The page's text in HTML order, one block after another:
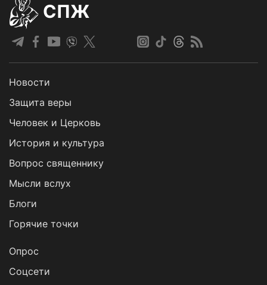
СПЖ
Новости
Защита веры
Человек и Церковь
История и культура
Вопрос священнику
Мысли вслух
Блоги
Горячие точки
Опрос
Cоцсети